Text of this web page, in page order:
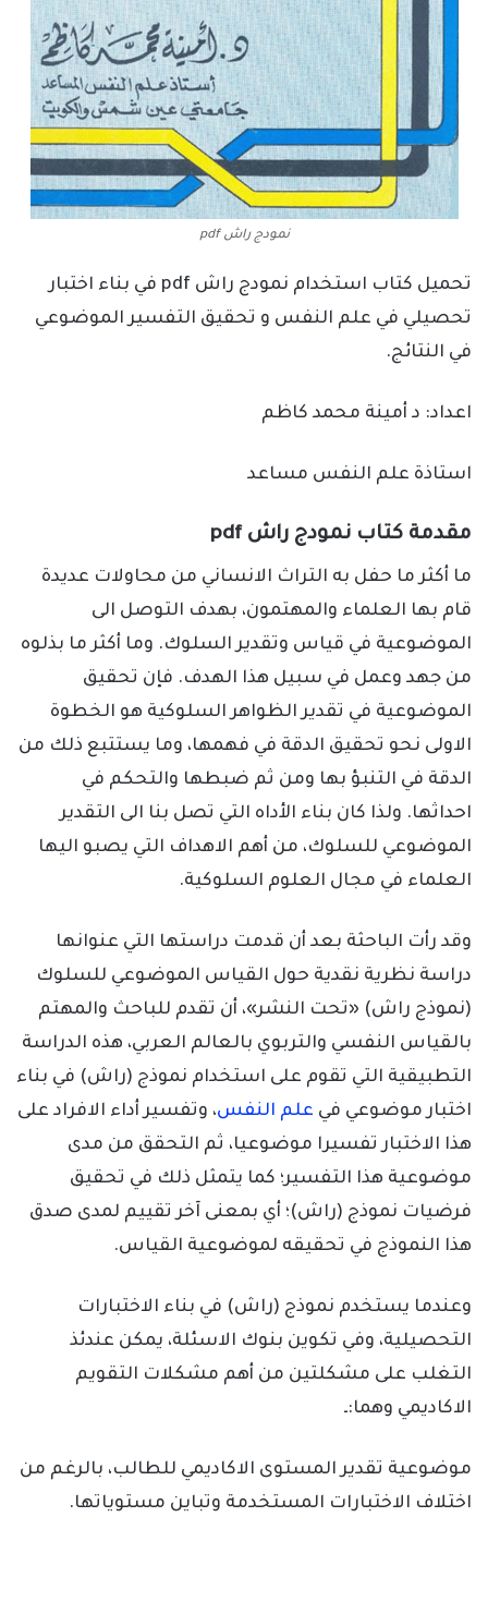
نمودج راش pdf
تحميل كتاب استخدام نمودج راش pdf في بناء اختبار
تحصيلي في علم النفس و تحقيق التفسير الموضوعي
في النتائج.
اعداد: د أمينة محمد كاظم
استاذة علم النفس مساعد
مقدمة كتاب نمودج راش pdf
ما أكثر ما حفل به التراث الانساني من محاولات عديدة
قام بها العلماء والمهتمون، بهدف التوصل الى
الموضوعية في قياس وتقدير السلوك. وما أكثر ما بذلوه
من جهد وعمل في سبيل هذا الهدف. فإن تحقيق
الموضوعية في تقدير الظواهر السلوكية هو الخطوة
الاولى نحو تحقيق الدقة في فهمها، وما يستتبع ذلك من
الدقة في التنبؤ بها ومن ثم ضبطها والتحكم في
احداثها. ولذا كان بناء الأداه التي تصل بنا الى التقدير
الموضوعي للسلوك، من أهم الاهداف التي يصبو اليها
العلماء في مجال العلوم السلوكية.
وقد رأت الباحثة بعد أن قدمت دراستها التي عنوانها
دراسة نظرية نقدية حول القياس الموضوعي للسلوك
(نموذج راش) «تحت النشر»، أن تقدم للباحث والمهتم
بالقياس النفسي والتربوي بالعالم العربي، هذه الدراسة
التطبيقية التي تقوم على استخدام نموذج (راش) في بناء
اختبار موضوعي في علم النفس، وتفسير أداء الافراد على
هذا الاختبار تفسيرا موضوعيا، ثم التحقق من مدى
موضوعية هذا التفسير؛ كما يتمثل ذلك في تحقيق
فرضيات نموذج (راش)؛ أي بمعنى آخر تقييم لمدى صدق
هذا النموذج في تحقيقه لموضوعية القياس.
وعندما يستخدم نموذج (راش) في بناء الاختبارات
التحصيلية، وفي تكوين بنوك الاسئلة، يمكن عندئذ
التغلب على مشكلتين من أهم مشكلات التقويم
الاكاديمي وهما:ـ
موضوعية تقدير المستوى الاكاديمي للطالب، بالرغم من
اختلاف الاختبارات المستخدمة وتباين مستوياتها.